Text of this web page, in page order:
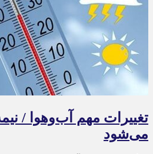
تغییرات مهم آب‌وهوا /
می‌شود